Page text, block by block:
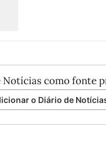
Notícias como fonte
o Diário de